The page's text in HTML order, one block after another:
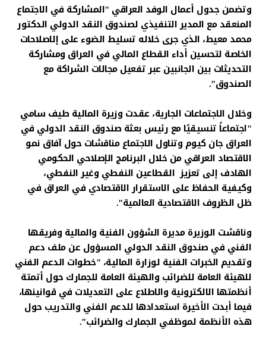
وتضمن جدول أعمال الوفد العراقي "المشاركة في الاجتماع
المنعقد مع المدير التنفيذي لصندوق النقد الدولي الدكتور
محمد معيط، الذي جرى خلاله تسليط الضوء على إلاصلاحات
الخاصة لتحسين أداء القطاع المالي في العراق ومشاركة
التحديثات بين الجانبين عبر تفعيل مجالات الشراكة مع
الصندوق".
وخلال الاجتماعات الجارية، عقدت وزيرة المالية طيف سامي
"اجتماعاً تنسيقيًا مع رئيس بعثة صندوق النقد الدولي في
العراق جان كيوم وتناول الاجتماع مناقشات حول آفاق نمو
الاقتصاد العراقي من خلال البرنامج الإصلاحي الحكومي
الهادف إلى تعزيز القطاعين النفطي وغير النفطي،
وكيفية الحفاظ على الاستقرار الاقتصادي في العراق في
ظل الظروف الاقتصادية العالمية".
وناقشت الوزيرة مديرة الشؤون الفنية والمالية وفريقها
الفني في صندوق النقد الدولي المسؤول عن ملف دعم
وتقديم الخبرات الفنية لوزارة المالية، "خطوات الدعم الفني
للهيئة العامة للضرائب والهيئة العامة للجمارك حول أتمتة
أنظمتها الالكترونية والاطلاع على التعديلات في قوانينها،
فيما أبدت الأخيرة استعدادها للدعم الفني والتدريب حول
هذه الأنظمة لموظفي الجمارك والضرائب".